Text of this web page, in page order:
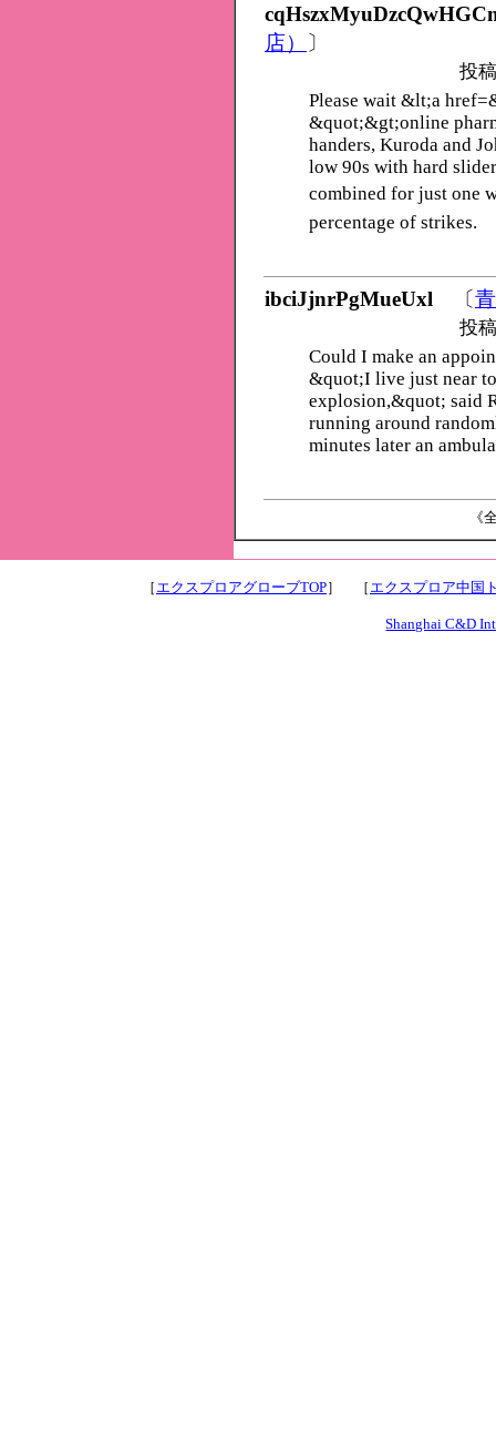
店） 〕
投
Please wait &lt;a
&quot;&gt;online
handers, Kuroda and
low 90s with hard
combined for just one
percentage of strikes.
ibciJjnrPgMueUxl 〔
投
Could I make an
&quot;I live just near
explosion,&quot; said
running around
minutes later an
《
［ エクスプロアグローブTOP］ ［ エクスプロア中国
Shanghai C&D